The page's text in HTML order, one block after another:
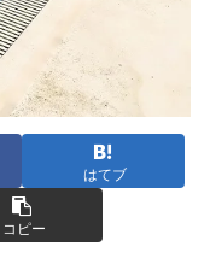
はてブ
コピー